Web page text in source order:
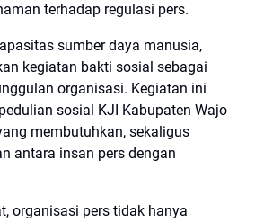
terhadap regulasi pers.
sumber daya manusia,
kegiatan bakti sosial sebagai
organisasi. Kegiatan ini
sosial KJI Kabupaten Wajo
membutuhkan, sekaligus
antara insan pers dengan
organisasi pers tidak hanya